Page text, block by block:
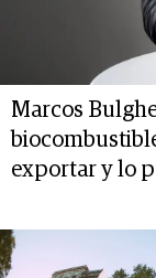
Marcos
exportar y lo